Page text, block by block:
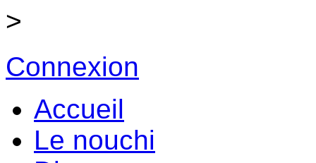
>
Connexion
Accueil
Le nouchi